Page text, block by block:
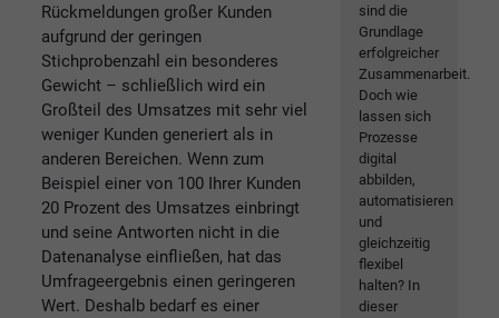
Rückmeldungen großer Kunden
aufgrund der geringen
Stichprobenzahl ein besonderes
Gewicht – schließlich wird ein
Großteil des Umsatzes mit sehr viel
weniger Kunden generiert als in
anderen Bereichen. Wenn zum
Beispiel einer von 100 Ihrer Kunden
20 Prozent des Umsatzes einbringt
und seine Antworten nicht in die
Datenanalyse einfließen, hat das
Umfrageergebnis einen geringeren
Wert. Deshalb bedarf es einer
sind die
Grundlage
erfolgreicher
Zusammenarbeit.
Doch wie
lassen sich
Prozesse
digital
abbilden,
automatisieren
und
gleichzeitig
flexibel
halten? In
dieser